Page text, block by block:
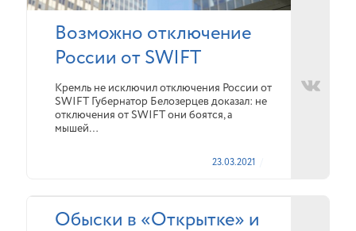
Возможно отключение
России от SWIFT
Кремль не исключил отключения России от
SWIFT Губернатор Белозерцев доказал: не
отключения от SWIFT они боятся, а
мышей…
23.03.2021
Обыски в «Открытке» и